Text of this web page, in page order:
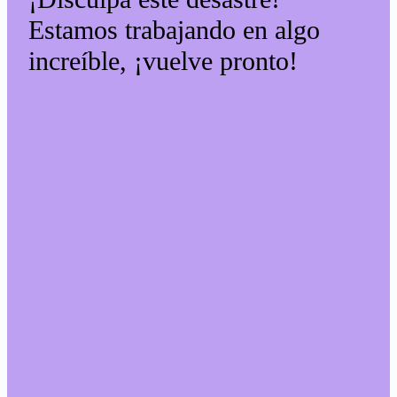
Estamos trabajando en algo
increíble, ¡vuelve pronto!